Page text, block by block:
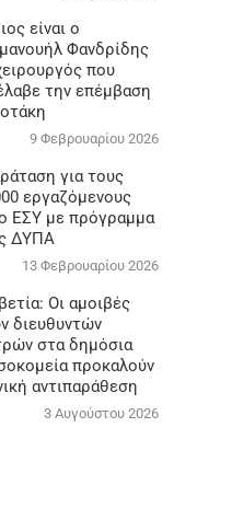
είναι ο
Φανδρίδης
που
την επέμβαση
9 Φεβρουαρίου 2026
για τους
εργαζόμενους
ΕΣΥ με πρόγραμμα
ΔΥΠΑ
13 Φεβρουαρίου 2026
Οι αμοιβές
διευθυντών
στα δημόσια
προκαλούν
αντιπαράθεση
3 Αυγούστου 2026